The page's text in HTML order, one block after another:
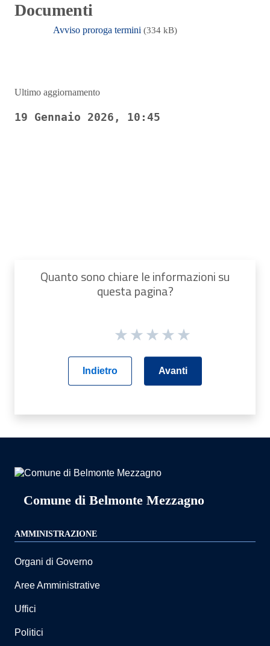
Documenti
Avviso proroga termini (334 kB)
Ultimo aggiornamento
19 Gennaio 2026, 10:45
Quanto sono chiare le informazioni su
questa pagina?
Indietro Avanti
Comune di Belmonte Mezzagno
AMMINISTRAZIONE
Organi di Governo
Aree Amministrative
Uffici
Politici